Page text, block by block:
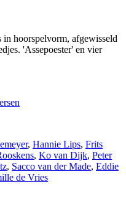
hoorspelvorm, afgewisseld
'Assepoester' en vier
, Hannie Lips, Frits
, Ko van Dijk, Peter
, Sacco van der Made, Eddie
de Vries